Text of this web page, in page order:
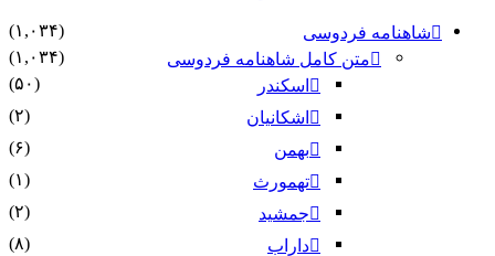
شاهنامه فردوسی
(۱,۰۳۴)
متن کامل شاهنامه فردوسی
(۱,۰۳۴)
اسکندر
(۵۰)
اشکانیان
(۲)
بهمن
(۶)
تهمورث
(۱)
جمشید
(۲)
داراب
(۸)